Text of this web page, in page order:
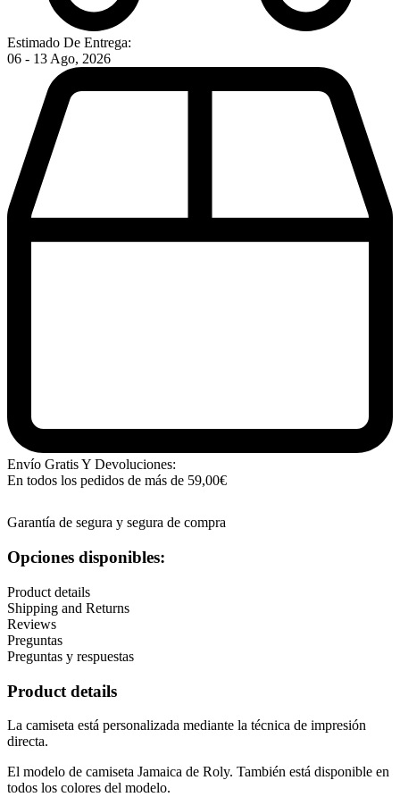
Estimado De Entrega:
06 - 13 Ago, 2026
Envío Gratis Y Devoluciones:
En todos los pedidos de más de 59,00€
Garantía de segura y segura de compra
Opciones disponibles:
Product details
Shipping and Returns
Reviews
Preguntas
Preguntas y respuestas
Product details
La camiseta está personalizada mediante la técnica de impresión
directa.
El modelo de camiseta Jamaica de Roly. También está disponible en
todos los colores del modelo.